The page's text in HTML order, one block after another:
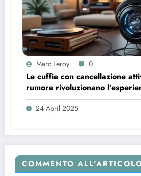
Marc Leroy 0
Le cuffie con cancellazione
rumore rivoluzionano
audiofili più esigenti.
24 April 2025
COMMENTO